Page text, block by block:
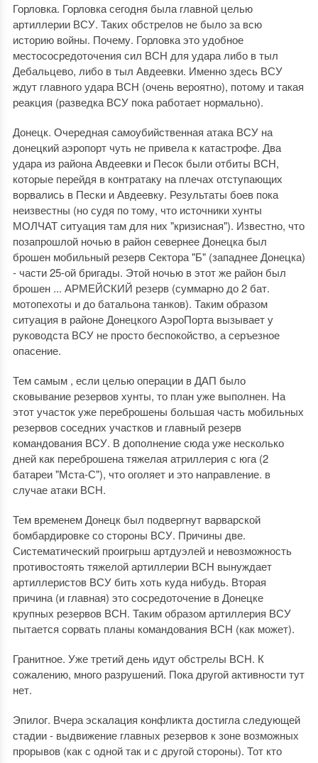
Горловка. Горловка сегодня была главной целью
артиллерии ВСУ. Таких обстрелов не было за всю
историю войны. Почему. Горловка это удобное
местососредоточения сил ВСН для удара либо в тыл
Дебальцево, либо в тыл Авдеевки. Именно здесь ВСУ
ждут главного удара ВСН (очень вероятно), потому и такая
реакция (разведка ВСУ пока работает нормально).
Донецк. Очередная самоубийственная атака ВСУ на
донецкий аэропорт чуть не привела к катастрофе. Два
удара из района Авдеевки и Песок были отбиты ВСН,
которые перейдя в контратаку на плечах отступающих
ворвались в Пески и Авдеевку. Результаты боев пока
неизвестны (но судя по тому, что источники хунты
МОЛЧАТ ситуация там для них "кризисная"). Известно, что
позапрошлой ночью в район севернее Донецка был
брошен мобильный резерв Сектора "Б" (западнее Донецка)
- части 25-ой бригады. Этой ночью в этот же район был
брошен ... АРМЕЙСКИЙ резерв (суммарно до 2 бат.
мотопехоты и до батальона танков). Таким образом
ситуация в районе Донецкого АэроПорта вызывает у
руководста ВСУ не просто беспокойство, а серъезное
опасение.
Тем самым , если целью операции в ДАП было
сковывание резервов хунты, то план уже выполнен. На
этот участок уже переброшены большая часть мобильных
резервов соседних участков и главный резерв
командования ВСУ. В дополнение сюда уже несколько
дней как переброшена тяжелая атриллерия с юга (2
батареи "Мста-С"), что оголяет и это направление. в
случае атаки ВСН.
Тем временем Донецк был подвергнут варварской
бомбардировке со стороны ВСУ. Причины две.
Систематический проигрыш артдуэлей и невозможность
противостоять тяжелой артиллерии ВСН вынуждает
артиллеристов ВСУ бить хоть куда нибудь. Вторая
причина (и главная) это сосредоточение в Донецке
крупных резервов ВСН. Таким образом артиллерия ВСУ
пытается сорвать планы командования ВСН (как может).
Гранитное. Уже третий день идут обстрелы ВСН. К
сожалению, много разрушений. Пока другой активности тут
нет.
Эпилог. Вчера эскалация конфликта достигла следующей
стадии - выдвижение главных резервов к зоне возможных
прорывов (как с одной так и с другой стороны). Тот кто